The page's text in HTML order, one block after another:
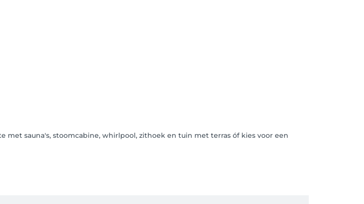
met sauna's, stoomcabine, whirlpool, zithoek en tuin met terras óf kies voor een